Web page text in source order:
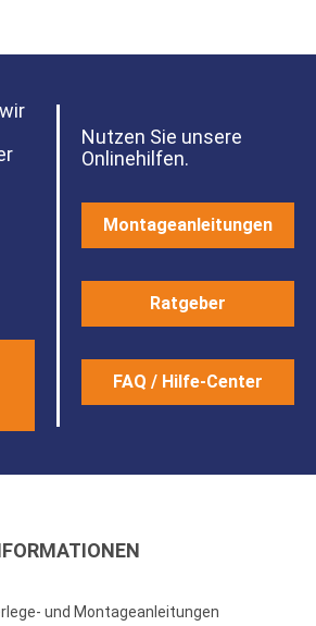
Nutzen Sie unsere
Onlinehilfen.
Montageanleitungen
Ratgeber
FAQ / Hilfe-Center
und Montageanleitungen